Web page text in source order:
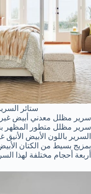
ستائر
سرير مظلل معدني أبيض غير
سرير مظلل متطور المظهر
السرير باللون الأبيض
بمزيج بسيط من الكتان
أربعة أحجام مختلفة لهذا